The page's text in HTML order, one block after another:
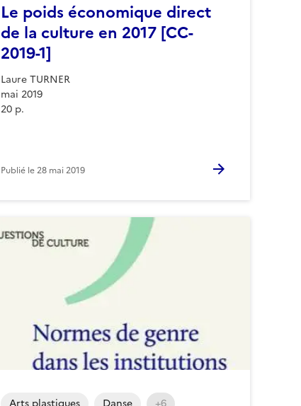
Le poids économique direct
de la culture en 2017 [CC-
2019-1]
Laure TURNER
mai 2019
20 p.
Publié le28 mai 2019